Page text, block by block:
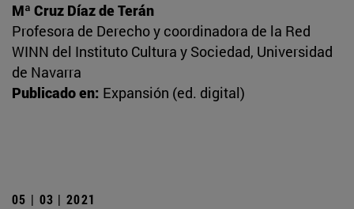
Mª Cruz Díaz de Terán
Profesora de Derecho y coordinadora de la Red
WINN del Instituto Cultura y Sociedad, Universidad
de Navarra
Publicado en: Expansión (ed. digital)
05 | 03 | 2021